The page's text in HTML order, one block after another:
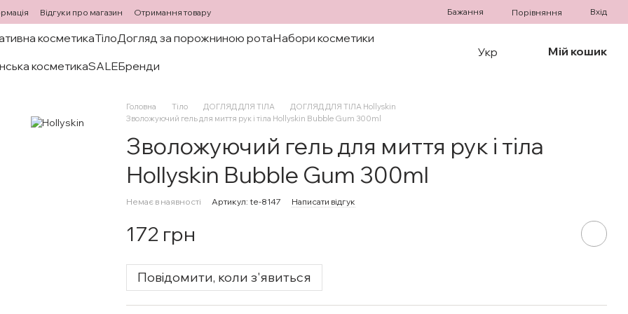
Відгуки про магазин Отримання товару Бажання Порівняння Вхід
косметикаТілоДогляд за порожниною ротаНабори косметики
косметикаSALEБренди
Укр Мій кошик
Головна Тіло ДОГЛЯД ДЛЯ ТІЛА
ДОГЛЯД ДЛЯ ТІЛА Hollyskin
Зволожуючий гель для миття рук і тіла Hollyskin Bubble Gum 300ml
Зволожуючий гель для миття рук і тіла
Hollyskin Bubble Gum 300ml
Немає в наявності Артикул: te-8147 Написати відгук
172 грн
Повідомити, коли з'явиться